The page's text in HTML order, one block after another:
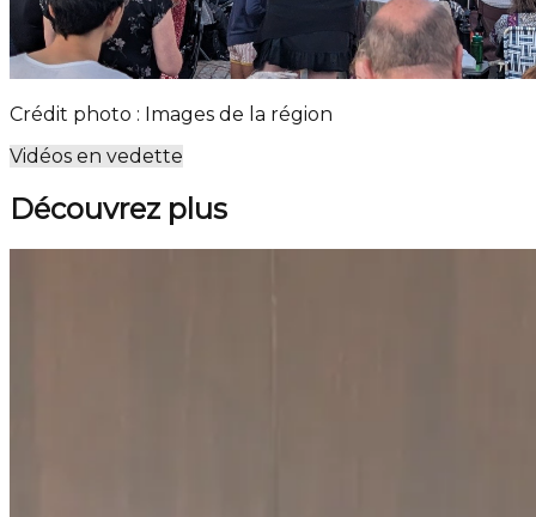
Crédit photo : Images de la région
Vidéos en vedette
Découvrez plus